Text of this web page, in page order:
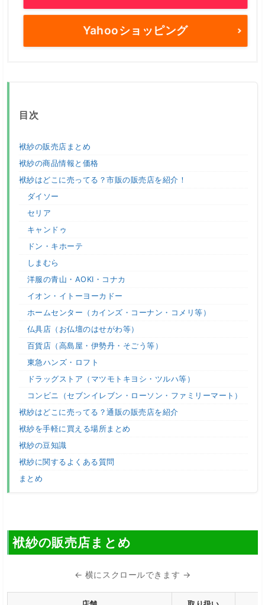
Yahooショッピング
目次
袱紗の販売店まとめ
袱紗の商品情報と価格
袱紗はどこに売ってる？市販の販売店を紹介！
ダイソー
セリア
キャンドゥ
ドン・キホーテ
しまむら
洋服の青山・AOKI・コナカ
イオン・イトーヨーカドー
ホームセンター（カインズ・コーナン・コメリ等）
仏具店（お仏壇のはせがわ等）
百貨店（高島屋・伊勢丹・そごう等）
東急ハンズ・ロフト
ドラッグストア（マツモトキヨシ・ツルハ等）
コンビニ（セブンイレブン・ローソン・ファミリーマート）
袱紗はどこに売ってる？通販の販売店を紹介
袱紗を手軽に買える場所まとめ
袱紗の豆知識
袱紗に関するよくある質問
まとめ
袱紗の販売店まとめ
← 横にスクロールできます →